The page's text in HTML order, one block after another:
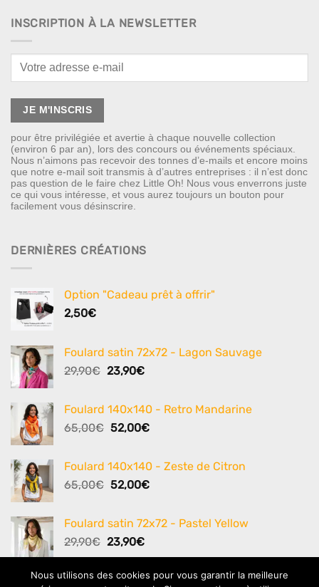
INSCRIPTION À LA NEWSLETTER
pour être privilégiée et avertie à chaque nouvelle collection
(environ 6 par an), lors des concours ou événements spéciaux.
Nous n’aimons pas recevoir des tonnes d’e-mails et encore moins
que notre e-mail soit transmis à d’autres entreprises : il n’est donc
pas question de le faire chez Little Oh! Nous vous enverrons juste
ce qui vous intéresse, et vous aurez toujours un bouton pour
facilement vous désinscrire.
DERNIÈRES CRÉATIONS
Option "Cadeau prêt à offrir"
2,50€
Foulard satin 72x72 - Lagon Sauvage
29,90€ Le
était :
29,90€.
23,90€Le
est :
23,90€.
Foulard 140x140 - Retro Mandarine
65,00€ Le
était :
65,00€.
52,00€Le
est :
52,00€.
Foulard 140x140 - Zeste de Citron
65,00€ Le
était :
65,00€.
52,00€Le
est :
Foulard satin 72x72 - Pastel Yellow
29,90€ Le
prix
initial
23,90€Le
prix
actuel
Nous utilisons des cookies pour vous garantir la meilleure